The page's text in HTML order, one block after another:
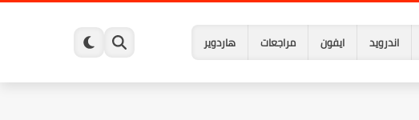
اندرويد ايفون مراجعات هاردوير